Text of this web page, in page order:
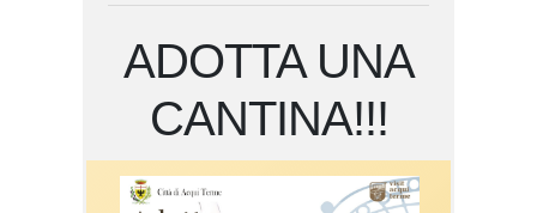
ADOTTA UNA
CANTINA!!!